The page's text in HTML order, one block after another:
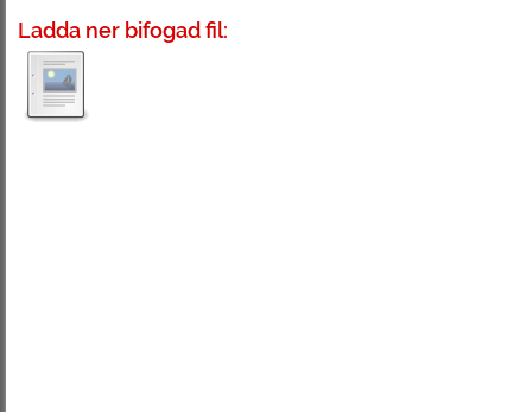
Ladda ner bifogad fil: